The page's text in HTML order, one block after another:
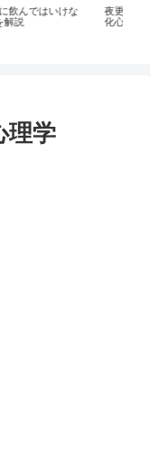
する夜型人間が賢い進
理由
理学